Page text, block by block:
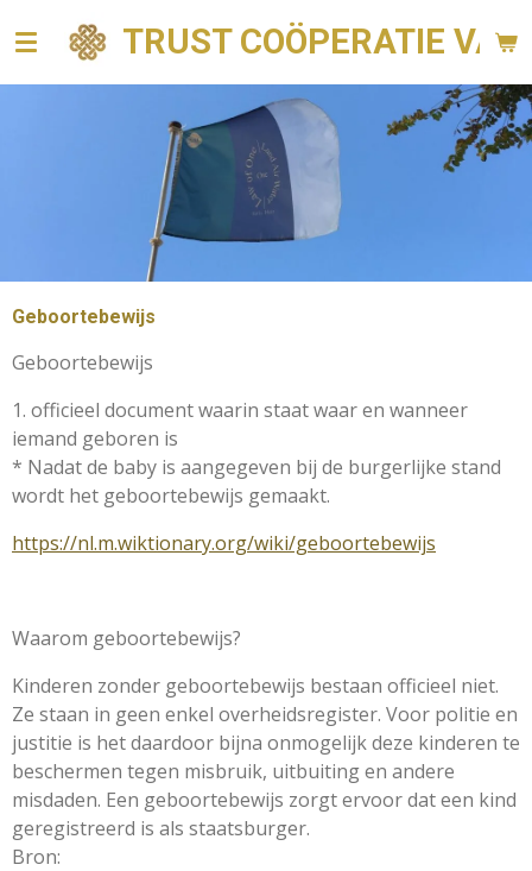
direct
naar
TRUST COÖPERATIE
Geboortebewijs
Geboortebewijs
1. officieel document waarin staat waar en wanneer
iemand geboren is
* Nadat de baby is aangegeven bij de burgerlijke stand
wordt het geboortebewijs gemaakt.
https://nl.m.wiktionary.org/wiki/geboortebewijs
Waarom geboortebewijs?
Kinderen zonder geboortebewijs bestaan officieel niet.
Ze staan in geen enkel overheidsregister. Voor politie en
justitie is het daardoor bijna onmogelijk deze kinderen te
beschermen tegen misbruik, uitbuiting en andere
misdaden. Een geboortebewijs zorgt ervoor dat een kind
geregistreerd is als staatsburger.
Bron: